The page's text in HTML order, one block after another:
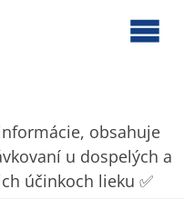
obsahuje
u dospelých a
účinkoch lieku ✅